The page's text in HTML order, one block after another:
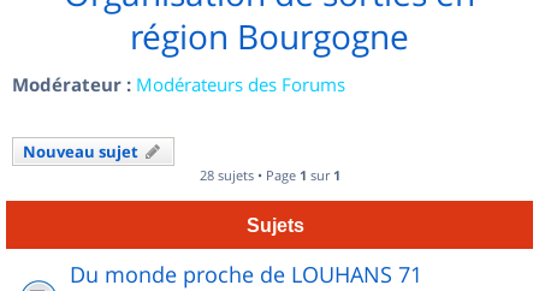
région Bourgogne
Modérateur : Modérateurs des Forums
Nouveau sujet
28 sujets • Page 1 sur 1
Sujets
Du monde proche de LOUHANS 71